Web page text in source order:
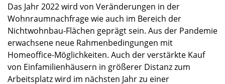
Das Jahr 2022 wird von Veränderungen in der
Wohnraumnachfrage wie auch im Bereich der
Nichtwohnbau-Flächen geprägt sein. Aus der Pandemie
erwachsene neue Rahmenbedingungen mit
Homeoffice-Möglichkeiten. Auch der verstärkte Kauf
von Einfamilienhäusern in größerer Distanz zum
Arbeitsplatz wird im nächsten Jahr zu einer